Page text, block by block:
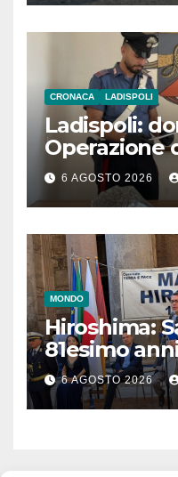
CRONACA LADISPOLI
Ladispoli:
Operazione
6 AGOSTO 2026
MONDO
Hiroshima:
81esimo
monito per
6 AGOSTO 2026